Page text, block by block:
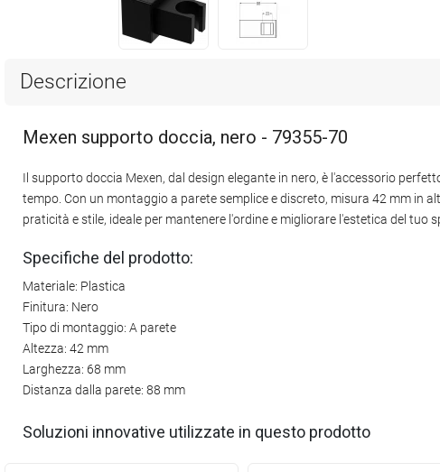
Descrizione
Mexen supporto doccia, nero - 79355-70
Il supporto doccia Mexen, dal design elegante in nero, è l'accessorio
tempo. Con un montaggio a parete semplice e discreto, misura 42 mm in
praticità e stile, ideale per mantenere l'ordine e migliorare l'estetica del tuo
Specifiche del prodotto:
Materiale: Plastica
Finitura: Nero
Tipo di montaggio: A parete
Altezza: 42 mm
Larghezza: 68 mm
Distanza dalla parete: 88 mm
Soluzioni innovative utilizzate in questo prodotto